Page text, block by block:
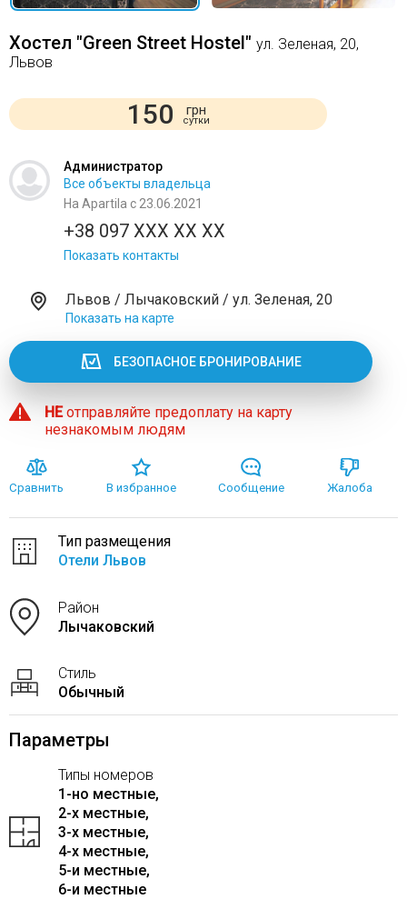
Хостел "Green Street Hostel" ул. Зеленая, 20,
Львов
150 грн
сутки
Администратор
Все объекты владельца
На Apartila с 23.06.2021
+38 097 XXX XX XX
Показать контакты
Львов / Лычаковский / ул. Зеленая, 20
Показать на карте
БЕЗОПАСНОЕ БРОНИРОВАНИЕ
НЕотправляйте предоплату на карту
незнакомым людям
Сравнить В избранное Сообщение Жалоба
Тип размещения
Отели Львов
Район
Лычаковский
Стиль
Обычный
Параметры
Типы номеров
1-но местные,
2-x местные,
3-x местные,
4-x местные,
5-и местные,
6-и местные